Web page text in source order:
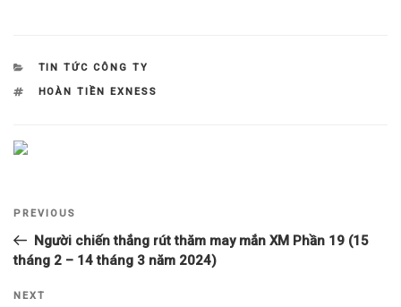
CATEGORIES
TIN TỨC CÔNG TY
TAGS
HOÀN TIỀN EXNESS
Điều
hướng
bài
Previous
Post
PREVIOUS
Người chiến thắng rút thăm may mắn XM Phần 19 (15
tháng 2 – 14 tháng 3 năm 2024)
Next
NEXT